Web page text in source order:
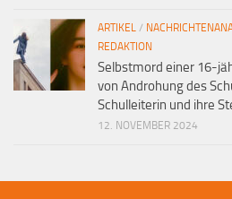
ARTIKEL /
REDAKTION
Selbstmord einer 16-
von Androhung des
Schulleiterin und ihre
12. NOVEMBER 2024